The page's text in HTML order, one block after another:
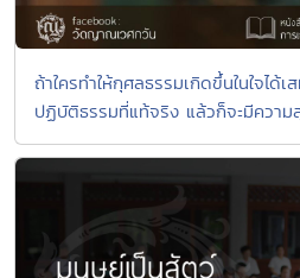
ถ้าใครทำให้กุศลธรรมเกิดขึ้นในใจได้
ปฏิบัติธรรมที่แท้จริง แล้วก็จะมีความ